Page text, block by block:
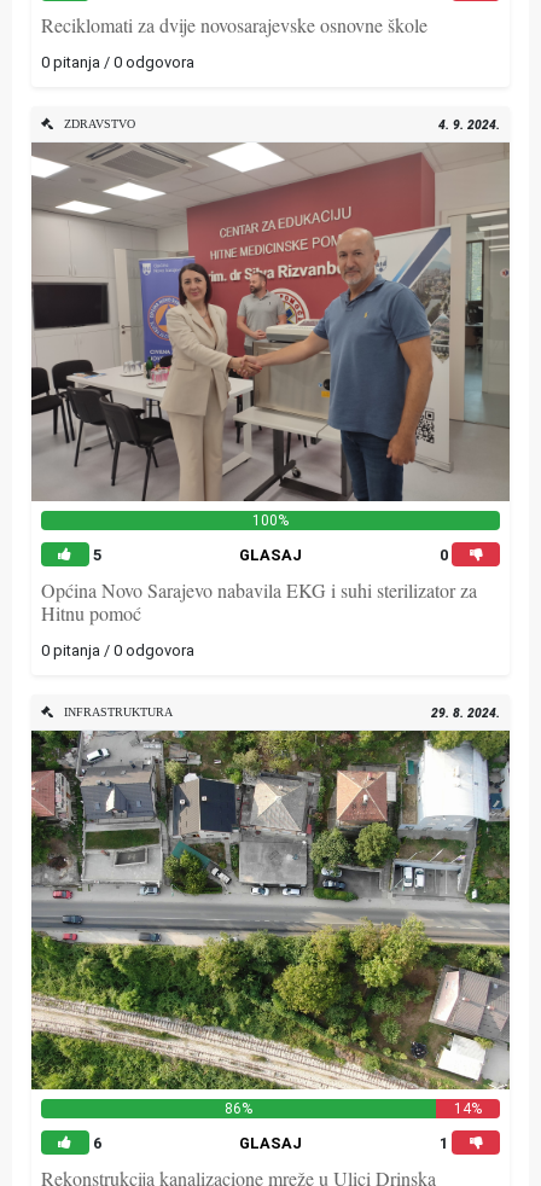
Reciklomati za dvije novosarajevske osnovne škole
0 pitanja / 0 odgovora
ZDRAVSTVO 4. 9. 2024.
100%
5 GLASAJ 0
Općina Novo Sarajevo nabavila EKG i suhi sterilizator za
Hitnu pomoć
0 pitanja / 0 odgovora
INFRASTRUKTURA 29. 8. 2024.
86% 14%
6 GLASAJ 1
Rekonstrukcija kanalizacione mreže u Ulici Drinska